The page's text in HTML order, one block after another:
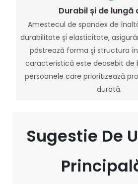
Durabil și de lungă
Amestecul de spandex de
durabilitate și elasticitate,
păstrează forma și structura
caracteristică este deosebit de
persoanele care prioritizează
durată.
Sugestie De